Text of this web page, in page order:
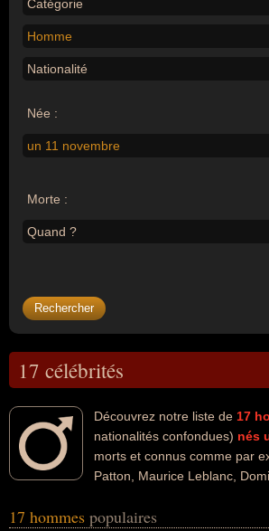
Catégorie
Homme
Nationalité
Née :
un 11 novembre
Morte :
Quand ?
17 célébrités
Découvrez notre liste de 17
nationalités confondues) nés
morts et connus comme par
Patton, Maurice Leblanc,
Signac, Jacques Ramade, Louis Antoine De
17 hommes populaires